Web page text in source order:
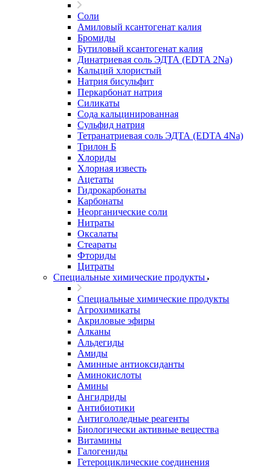
Соли
Амиловый ксантогенат калия
Бромиды
Бутиловый ксантогенат калия
Динатриевая соль ЭДТА (EDTA 2Na)
Кальций хлористый
Натрия бисульфит
Перкарбонат натрия
Силикаты
Сода кальцинированная
Сульфид натрия
Тетранатриевая соль ЭДТА (EDTA 4Na)
Трилон Б
Хлориды
Хлорная известь
Ацетаты
Гидрокарбонаты
Карбонаты
Неорганические соли
Нитраты
Оксалаты
Стеараты
Фториды
Цитраты
Специальные химические продукты
Специальные химические продукты
Агрохимикаты
Акриловые эфиры
Алканы
Альдегиды
Амиды
Аминные антиоксиданты
Аминокислоты
Амины
Ангидриды
Антибиотики
Антигололедные реагенты
Биологически активные вещества
Витамины
Галогениды
Гетероциклические соединения